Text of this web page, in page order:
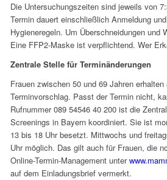
Die Untersuchungszeiten sind jeweils von
Termin dauert einschließlich Anmeldung
Hygieneregeln. Um Überschneidungen
Eine FFP2-Maske ist verpflichtend. Wer
Zentrale Stelle für Terminänderungen
Frauen zwischen 50 und 69 Jahren
Terminvorschlag. Passt der Termin nicht,
Rufnummer 089 54546 40 200 ist die
Screenings in Bayern koordiniert. Sie ist
13 bis 18 Uhr besetzt. Mittwochs und
Uhr möglich. Das gilt auch für Frauen, die
Online-Termin-Management unter
auf dem Einladungsbrief vermerkt.